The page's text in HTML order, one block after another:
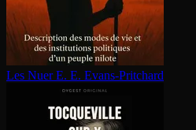
Les Nuer E. E. Evans-Pritchard